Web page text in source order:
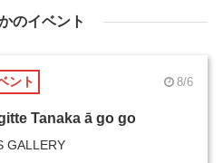
のイベント
ント 8/6
Tanaka ā go go
GALLERY